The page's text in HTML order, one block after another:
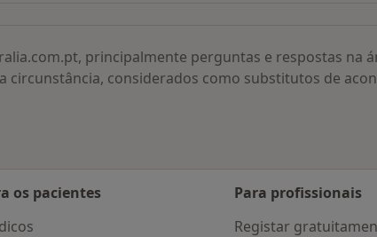
principalmente perguntas e respostas na
circunstância, considerados como substitutos de
os pacientes
Para profissionais
Registar